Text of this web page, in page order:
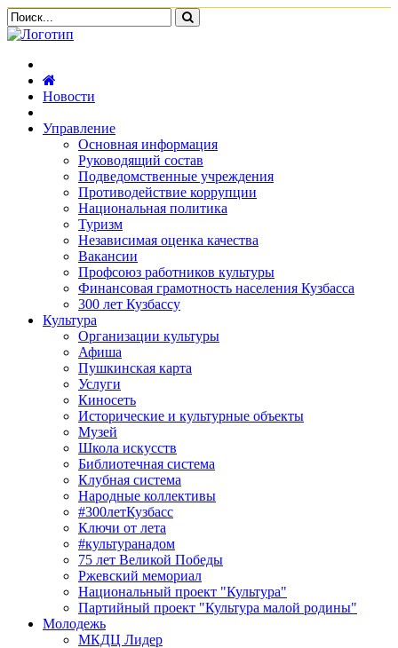
Новости
Управление
Основная информация
Руководящий состав
Подведомственные учреждения
Противодействие коррупции
Национальная политика
Туризм
Независимая оценка качества
Вакансии
Профсоюз работников культуры
Финансовая грамотность населения Кузбасса
300 лет Кузбассу
Культура
Организации культуры
Афиша
Пушкинская карта
Услуги
Киносеть
Исторические и культурные объекты
Музей
Школа искусств
Библиотечная система
Клубная система
Народные коллективы
#300летКузбасс
Ключи от лета
#культуранадом
75 лет Великой Победы
Ржевский мемориал
Национальный проект "Культура"
Партийный проект "Культура малой родины"
Молодежь
МКДЦ Лидер